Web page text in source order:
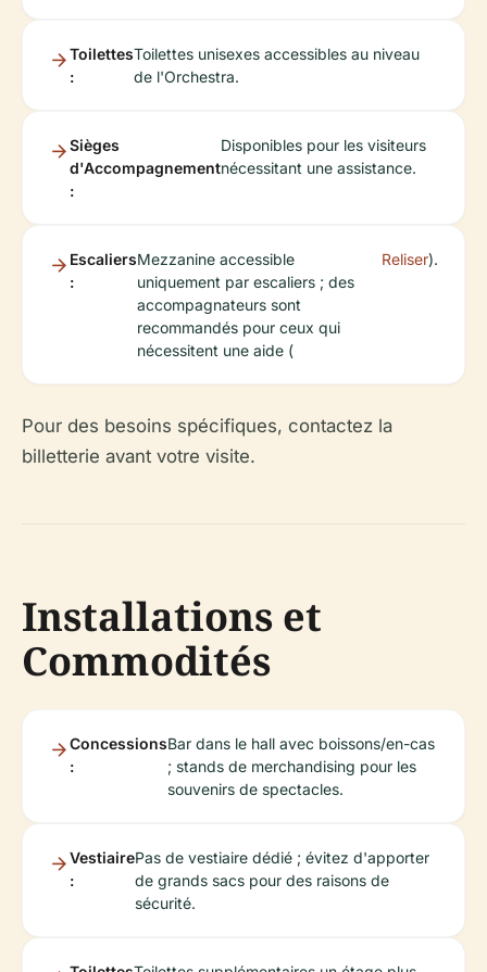
Toilettes
:
Toilettes unisexes accessibles au niveau
de l'Orchestra.
Sièges
d'Accompagnement
:
Disponibles pour les visiteurs
nécessitant une assistance.
Escaliers
:
Mezzanine accessible
uniquement par escaliers ; des
accompagnateurs sont
recommandés pour ceux qui
nécessitent une aide (
Reliser).
Pour des besoins spécifiques, contactez la
billetterie avant votre visite.
Installations et
Commodités
Concessions
:
Bar dans le hall avec boissons/en-cas
; stands de merchandising pour les
souvenirs de spectacles.
Vestiaire
:
Pas de vestiaire dédié ; évitez d'apporter
de grands sacs pour des raisons de
sécurité.